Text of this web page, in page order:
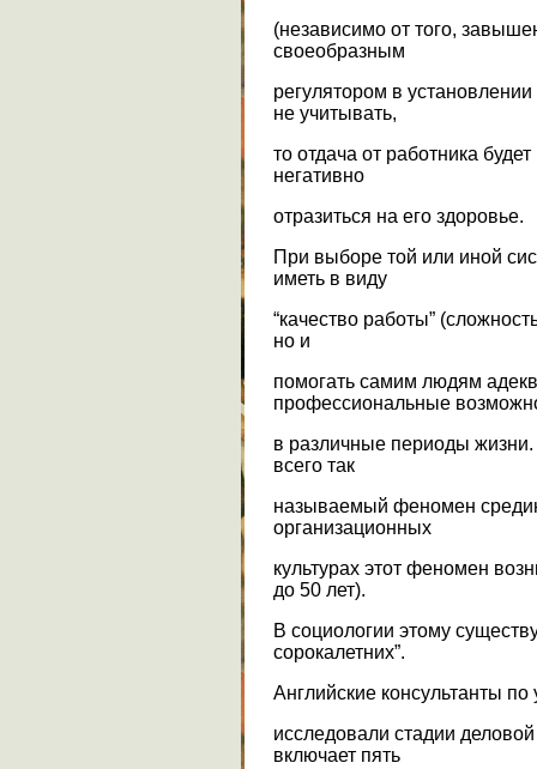
(независимо от того,
своеобразным
регулятором в
не учитывать,
то отдача от работника
негативно
отразиться на его здоровье.
При выборе той или иной
иметь в виду
“качество работы”
но и
помогать самим людям
профессиональные
в различные периоды
всего так
называемый феномен
организационных
культурах этот феномен
до 50 лет).
В социологии этому
сорокалетних”.
Английские консультанты
исследовали стадии
включает пять